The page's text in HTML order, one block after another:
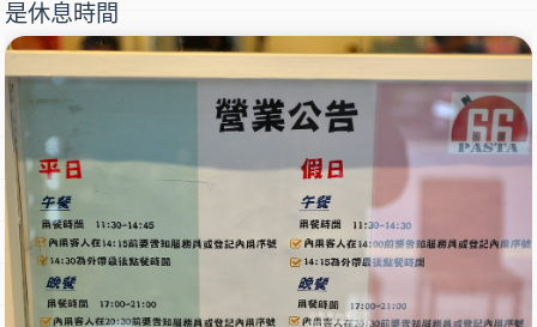
是休息時間